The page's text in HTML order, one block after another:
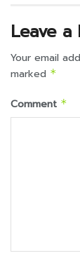
Leave a
Your email
marked *
Comment *